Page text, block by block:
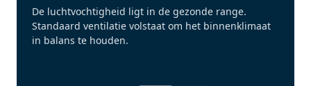
De luchtvochtigheid ligt in de gezonde range.
Standaard ventilatie volstaat om het binnenklimaat
in balans te houden.